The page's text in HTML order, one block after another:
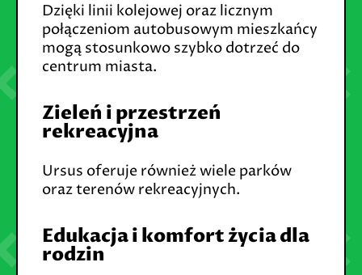
Dzięki linii kolejowej oraz licznym
połączeniom autobusowym mieszkańcy
mogą stosunkowo szybko dotrzeć do
centrum miasta.
Zieleń i przestrzeń
rekreacyjna
Ursus oferuje również wiele parków
oraz terenów rekreacyjnych.
Edukacja i komfort życia dla
rodzin